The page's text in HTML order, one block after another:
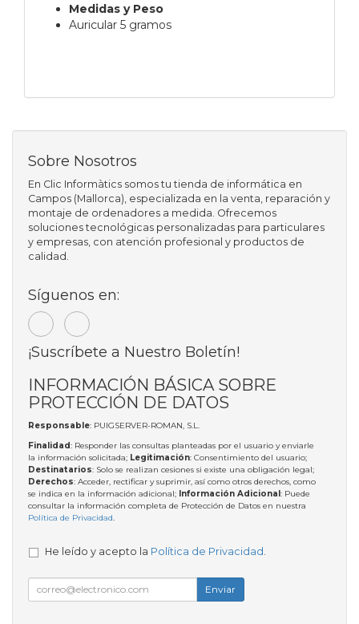
Medidas y Peso
Auricular 5 gramos
Sobre Nosotros
En Clic Informàtics somos tu tienda de informática en
Campos (Mallorca), especializada en la venta, reparación y
montaje de ordenadores a medida. Ofrecemos
soluciones tecnológicas personalizadas para particulares
y empresas, con atención profesional y productos de
calidad.
Síguenos en:
¡Suscríbete a Nuestro Boletín!
INFORMACIÓN BÁSICA SOBRE
PROTECCIÓN DE DATOS
Responsable: PUIGSERVER-ROMAN, S.L.
Finalidad: Responder las consultas planteadas por el usuario y enviarle
la información solicitada; Legitimación: Consentimiento del usuario;
Destinatarios: Solo se realizan cesiones si existe una obligación legal;
Derechos: Acceder, rectificar y suprimir, así como otros derechos, como
se indica en la información adicional; Información Adicional: Puede
consultar la información completa de Protección de Datos en nuestra
Política de Privacidad.
He leído y acepto la Política de Privacidad
Enviar